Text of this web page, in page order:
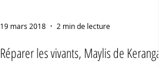
Réparer les vivants, Maylis de Kerangal
19 mars 2018 2 min de lecture